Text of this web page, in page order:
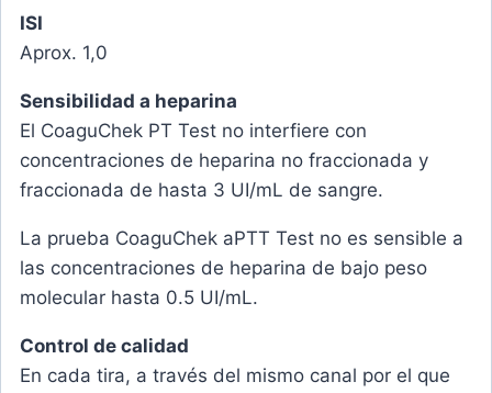
ISI
Aprox. 1,0
Sensibilidad a heparina
El CoaguChek PT Test no interfiere con
concentraciones de heparina no fraccionada y
fraccionada de hasta 3 UI/mL de sangre.
La prueba CoaguChek aPTT Test no es sensible a
las concentraciones de heparina de bajo peso
molecular hasta 0.5 UI/mL.
Control de calidad
En cada tira, a través del mismo canal por el que